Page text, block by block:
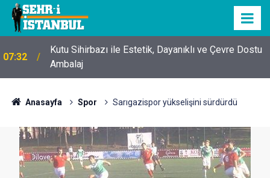
07:32
Kutu Sihirbazı ile Estetik, Dayanıklı ve Çevre Dostu
Ambalaj
Anasayfa Spor Sarıgazispor yükselişini sürdürdü